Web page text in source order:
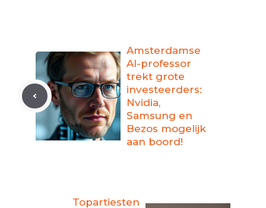
Amsterdamse
AI-professor
trekt grote
investeerders:
Nvidia,
Samsung en
Bezos mogelijk
aan boord!
Topartiesten